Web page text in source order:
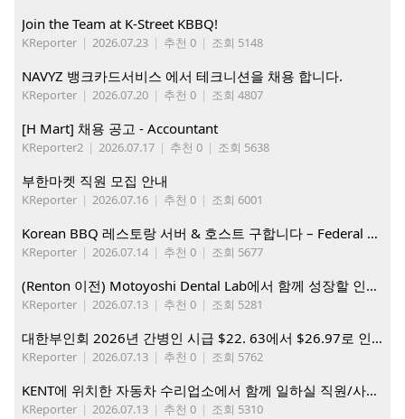
Join the Team at K-Street KBBQ!
KReporter | 2026.07.23 | 추천 0 | 조회 5148
NAVYZ 뱅크카드서비스 에서 테크니션을 채용 합니다.
KReporter | 2026.07.20 | 추천 0 | 조회 4807
[H Mart] 채용 공고 - Accountant
KReporter2 | 2026.07.17 | 추천 0 | 조회 5638
부한마켓 직원 모집 안내
KReporter | 2026.07.16 | 추천 0 | 조회 6001
Korean BBQ 레스토랑 서버 & 호스트 구합니다 – Federal Way & Tacoma $45-$60/hr (server), $21-23/hr (Host)
KReporter | 2026.07.14 | 추천 0 | 조회 5677
(Renton 이전) Motoyoshi Dental Lab에서 함께 성장할 인재를 모십니다.
KReporter | 2026.07.13 | 추천 0 | 조회 5281
대한부인회 2026년 간병인 시급 $22. 63에서 $26.97로 인상. 지금 간병인들을 모집합니다
KReporter | 2026.07.13 | 추천 0 | 조회 5762
KENT에 위치한 자동차 수리업소에서 함께 일하실 직원/사무직원 구합니다.
KReporter | 2026.07.13 | 추천 0 | 조회 5310